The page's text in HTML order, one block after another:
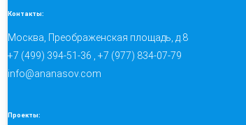
Контакты:
Москва, Преображенская площадь, д.8
+7 (499) 394-51-36 , +7 (977) 834-07-79
info@ananasov.com
Проекты: